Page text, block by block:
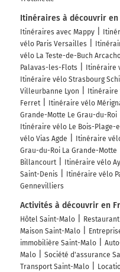
Itinéraires à découvrir en
Itinéraires avec Mappy
vélo Paris Versailles
vélo La Teste-de-Buch
Palavas-les-Flots
Itinéraire
Itinéraire vélo Strasbourg
Villeurbanne Lyon
Ferret
Itinéraire vélo
Grande-Motte Le Grau-du-Roi
Itinéraire vélo Le Bois-Plage-
vélo Vias Agde
Itinéraire
Grau-du-Roi La Grande-Motte
Billancourt
Itinéraire vélo
Saint-Denis
Itinéraire vélo
Gennevilliers
Activités à découvrir en
Hôtel Saint-Malo
Maison Saint-Malo
immobilière Saint-Malo
Malo
Société d'assurance
Transport Saint-Malo